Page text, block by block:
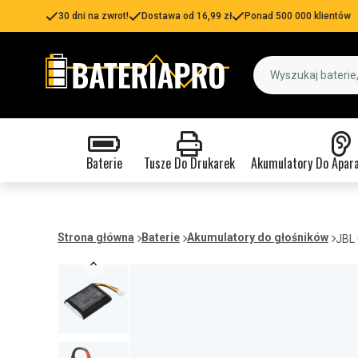
30 dni na zwrot! Dostawa od 16,99 zł Ponad 500 000 klientów
Baterie Tusze Do Drukarek Akumulatory Do
Strona główna Baterie Akumulatory do głośników JBL